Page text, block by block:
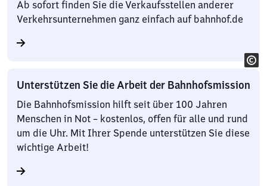
Ab sofort finden Sie die Verkaufsstellen anderer
Verkehrsunternehmen ganz einfach auf bahnhof.de
Unterstützen Sie die Arbeit der Bahnhofsmission
Die Bahnhofsmission hilft seit über 100 Jahren
Menschen in Not – kostenlos, offen für alle und rund
um die Uhr. Mit Ihrer Spende unterstützen Sie diese
wichtige Arbeit!